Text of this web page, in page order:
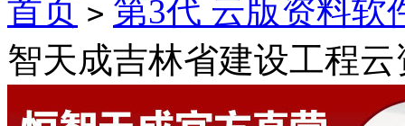
首页 > 第3代 云版资料软
智天成吉林省建设工程